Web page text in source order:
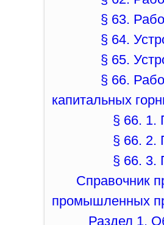
§ 63.
§ 64.
§ 65.
§ 66.
капитальных
§ 66. 1.
§ 66. 2.
§ 66. 3.
Справочник
промышленных
Раздел 1.